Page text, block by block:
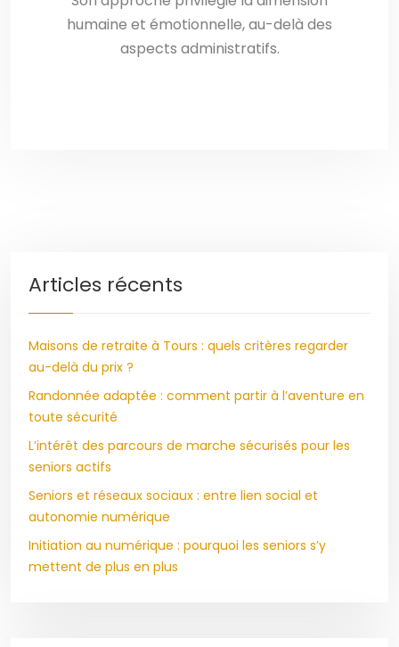
humaine et émotionnelle, au-delà des
aspects administratifs.
Articles récents
Maisons de retraite à Tours : quels critères regarder
au-delà du prix ?
Randonnée adaptée : comment partir à l’aventure en
toute sécurité
L’intérêt des parcours de marche sécurisés pour les
seniors actifs
Seniors et réseaux sociaux : entre lien social et
autonomie numérique
Initiation au numérique : pourquoi les seniors s’y
mettent de plus en plus